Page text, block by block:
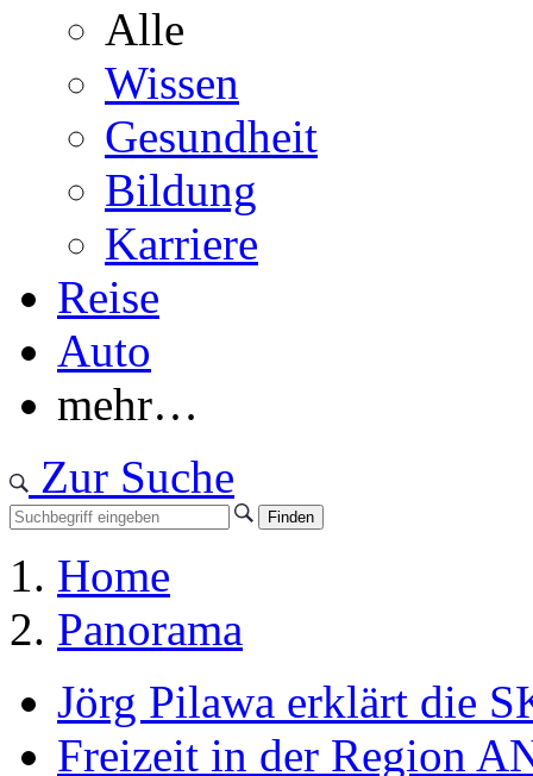
Alle
Wissen
Gesundheit
Bildung
Karriere
Reise
Auto
mehr…
Zur Suche
Home
Panorama
Jörg Pilawa erklärt die
Freizeit in der Region